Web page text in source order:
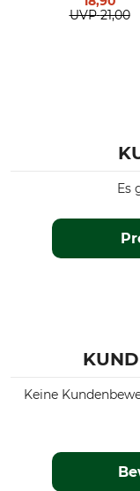
UVP 21,00
Es
Keine